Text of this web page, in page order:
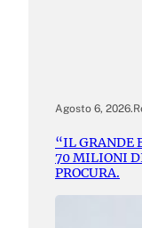
Agosto 6, 2026.
“IL GRANDE
70 MILIONI
PROCURA.